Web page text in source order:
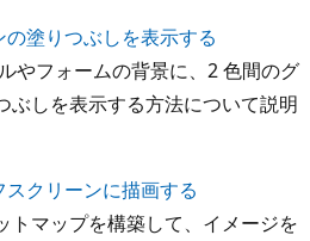
塗りつぶしを表示する
やフォームの背景に、2 色間のグ
ぶしを表示する方法について説明
クリーンに描画する
トマップを構築して、イメージを